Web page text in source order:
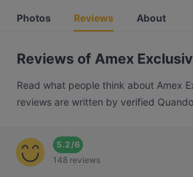
Photos Reviews About
Reviews of Amex
Read what people think about Amex
reviews are written by verified
5.2/6
148 reviews